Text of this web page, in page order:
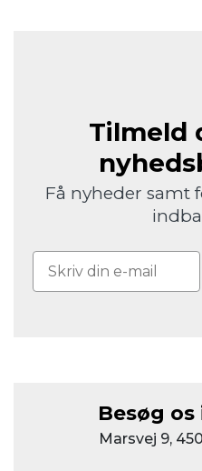
Tilmeld
Få nyheder samt
Besøg
Marsvej 9,